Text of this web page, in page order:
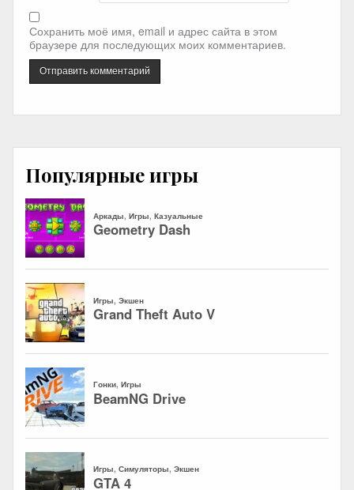
Сохранить моё имя, email и адрес сайта в этом
браузере для последующих моих комментариев.
Популярные игры